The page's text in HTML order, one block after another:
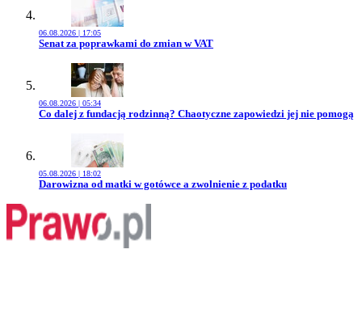
06.08.2026 | 17:05
Przejdź do artykułu:
Senat za poprawkami do zmian w VAT
06.08.2026 | 05:34
Przejdź do artykułu:
Co dalej z fundacją rodzinną? Chaotyczne zapowiedzi jej nie pomogą
05.08.2026 | 18:02
Przejdź do artykułu:
Darowizna od matki w gotówce a zwolnienie z podatku